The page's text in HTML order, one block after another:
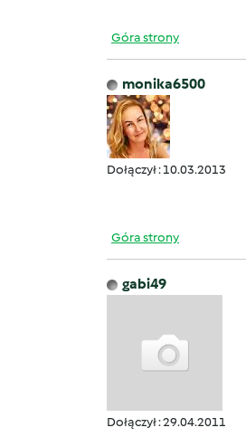
Góra strony
monika6500
Dołączył : 10.03.2013
Góra strony
gabi49
Dołączył : 29.04.2011